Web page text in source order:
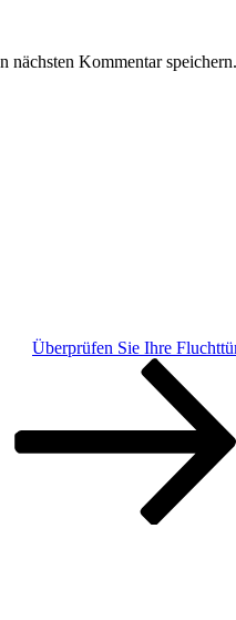
nächsten Kommentar speichern.
Überprüfen Sie Ihre